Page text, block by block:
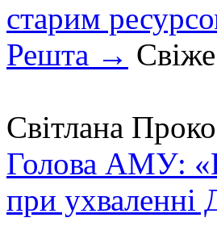
старим
Решта →
Світлана
Голова АМУ:
при ухваленні